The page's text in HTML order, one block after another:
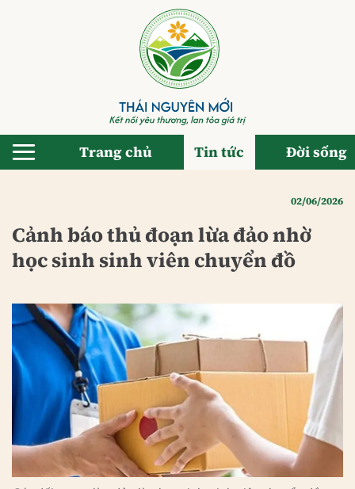
Trang chủ Tin tức Đời sống
02/06/2026
Cảnh báo thủ đoạn lừa đảo nhờ
học sinh sinh viên chuyển đồ